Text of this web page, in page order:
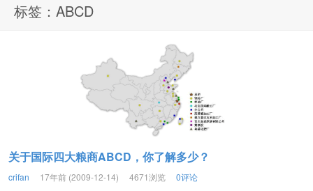
标签：ABCD
关于国际四大粮商ABCD，你了解多少？
crifan 17年前 (2009-12-14) 4671浏览 0评论